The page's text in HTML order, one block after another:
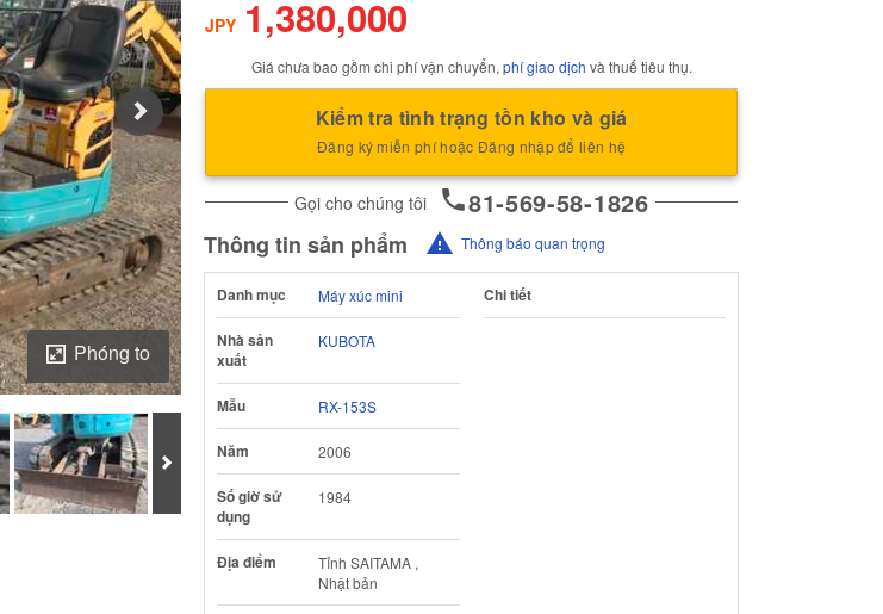
Phóng to
Tiếp theo
JPY 1,380,000
Giá chưa bao gồm chi phí vận chuyển, phí giao dịch và thuế tiêu thụ.
Kiểm tra tình trạng tồn kho và giá
Đăng ký miễn phí hoặc Đăng nhập để liên hệ
Gọi cho chúng tôi 81-569-58-1826
Thông tin sản phẩm Thông báo quan trọng
Danh mục Máy xúc mini
Nhà sản
xuất
KUBOTA
Mẫu RX-153S
Năm 2006
Số giờ sử
dụng
1984
Địa điểm
Tỉnh SAITAMA ,
Nhật bản
Chi tiết